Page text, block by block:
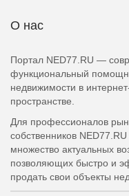
О нас
Портал NED77.RU —
функциональный
недвижимости в
пространстве.
Для профессионалов
собственников NED77.RU
множество актуальных
позволяющих быстро и
продать свои объекты